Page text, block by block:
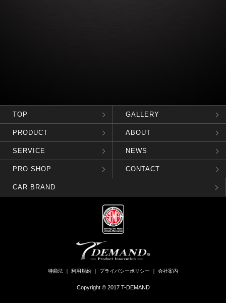
TOP GALLERY
PRODUCT ABOUT
SERVICE NEWS
PRO SHOP CONTACT
CAR BRAND
特商法 ｜ 利用規約 ｜ プライバシーポリシー ｜ 会社案内
Copyright © 2017 T-DEMAND